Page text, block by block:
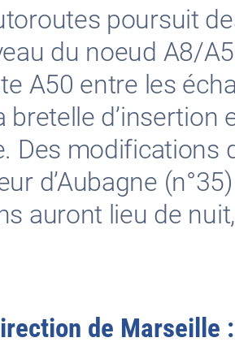
poursuit
du noeud A8/
A50 entre les
bretelle d’insertion
Des modifications
d’Aubagne
auront lieu de
de Marseille